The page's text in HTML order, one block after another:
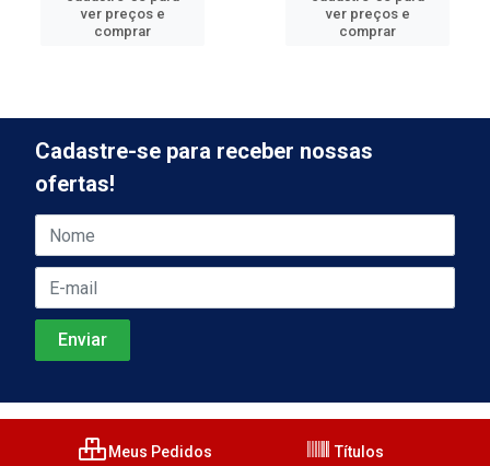
ver preços e
comprar
ver preços e
comprar
Cadastre-se para receber nossas
ofertas!
Meus Pedidos Títulos